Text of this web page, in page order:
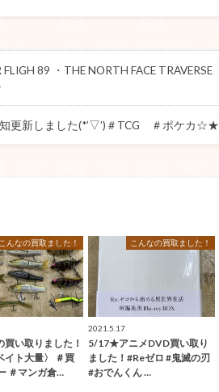
89 ・THE NORTH FACE TRAVERSE
更新しました(*’▽’)＃TCG ＃ポケカ☆★
こんなの買取ました！
い取りました！
イト大量〉 ＃買
＃マンガ倉…
こんなの買取ました！
2021.5.17
5/17★アニメDVD買い取り
ました！#Reゼロ #鬼滅の刃
#おでんくん …